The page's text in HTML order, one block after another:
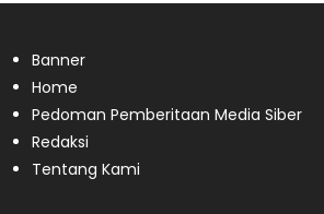
Banner
Home
Pedoman Pemberitaan Media Siber
Redaksi
Tentang Kami